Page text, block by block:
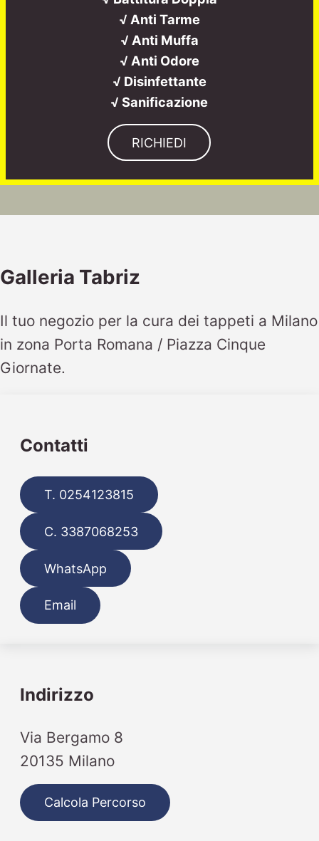
√ Anti Tarme
√ Anti Muffa
√ Anti Odore
√ Disinfettante
√ Sanificazione
RICHIEDI
Galleria Tabriz
Il tuo negozio per la cura dei tappeti a Milano
in zona Porta Romana / Piazza Cinque
Giornate.
Contatti
T. 0254123815
C. 3387068253
WhatsApp
Email
Indirizzo
Via Bergamo 8
20135 Milano
Calcola Percorso